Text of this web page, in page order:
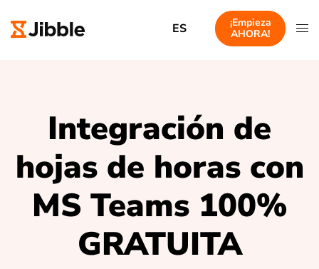
ES
¡Empieza
AHORA!
Integración de
hojas de horas con
MS Teams 100%
GRATUITA